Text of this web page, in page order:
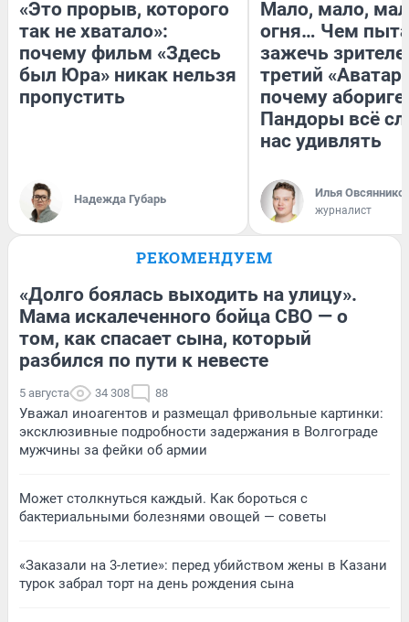
«Это прорыв, которого
так не хватало»:
почему фильм «Здесь
был Юра» никак нельзя
пропустить
Надежда Губарь
Мало, мало,
огня… Чем
зажечь
третий
почему
Пандоры всё
нас удивлять
Илья
журналист
РЕКОМЕНДУЕМ
«Долго боялась выходить на улицу».
Мама искалеченного бойца СВО — о
том, как спасает сына, который
разбился по пути к невесте
5 августа 34 308 88
Уважал иноагентов и размещал фривольные картинки:
эксклюзивные подробности задержания в Волгограде
мужчины за фейки об армии
Может столкнуться каждый. Как бороться с
бактериальными болезнями овощей — советы
«Заказали на 3-летие»: перед убийством жены в Казани
турок забрал торт на день рождения сына